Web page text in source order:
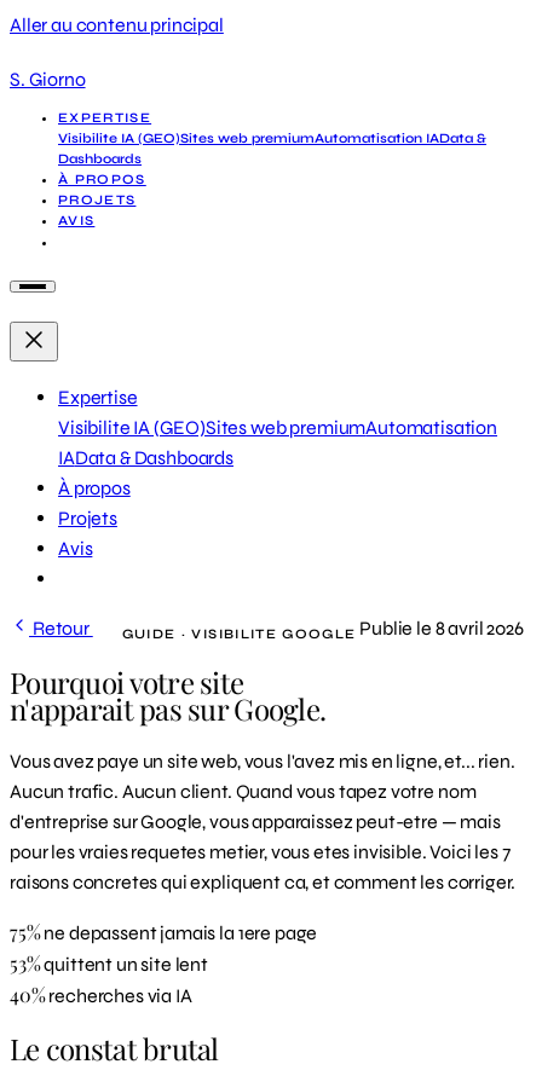
Aller au contenu principal
S. Giorno
EXPERTISE
Visibilite IA (GEO)Sites web premiumAutomatisation IAData &
Dashboards
À PROPOS
PROJETS
AVIS
Expertise
Visibilite IA (GEO)Sites web premiumAutomatisation
IAData & Dashboards
À propos
Projets
Avis
Retour GUIDE · VISIBILITE GOOGLE Publie le 8 avril 2026
Pourquoi votre site
n'apparait pas sur Google.
Vous avez paye un site web, vous l'avez mis en ligne, et... rien.
Aucun trafic. Aucun client. Quand vous tapez votre nom
d'entreprise sur Google, vous apparaissez peut-etre — mais
pour les vraies requetes metier, vous etes invisible. Voici les 7
raisons concretes qui expliquent ca, et comment les corriger.
75%ne depassent jamais la 1ere page
53%quittent un site lent
40%recherches via IA
Le constat brutal